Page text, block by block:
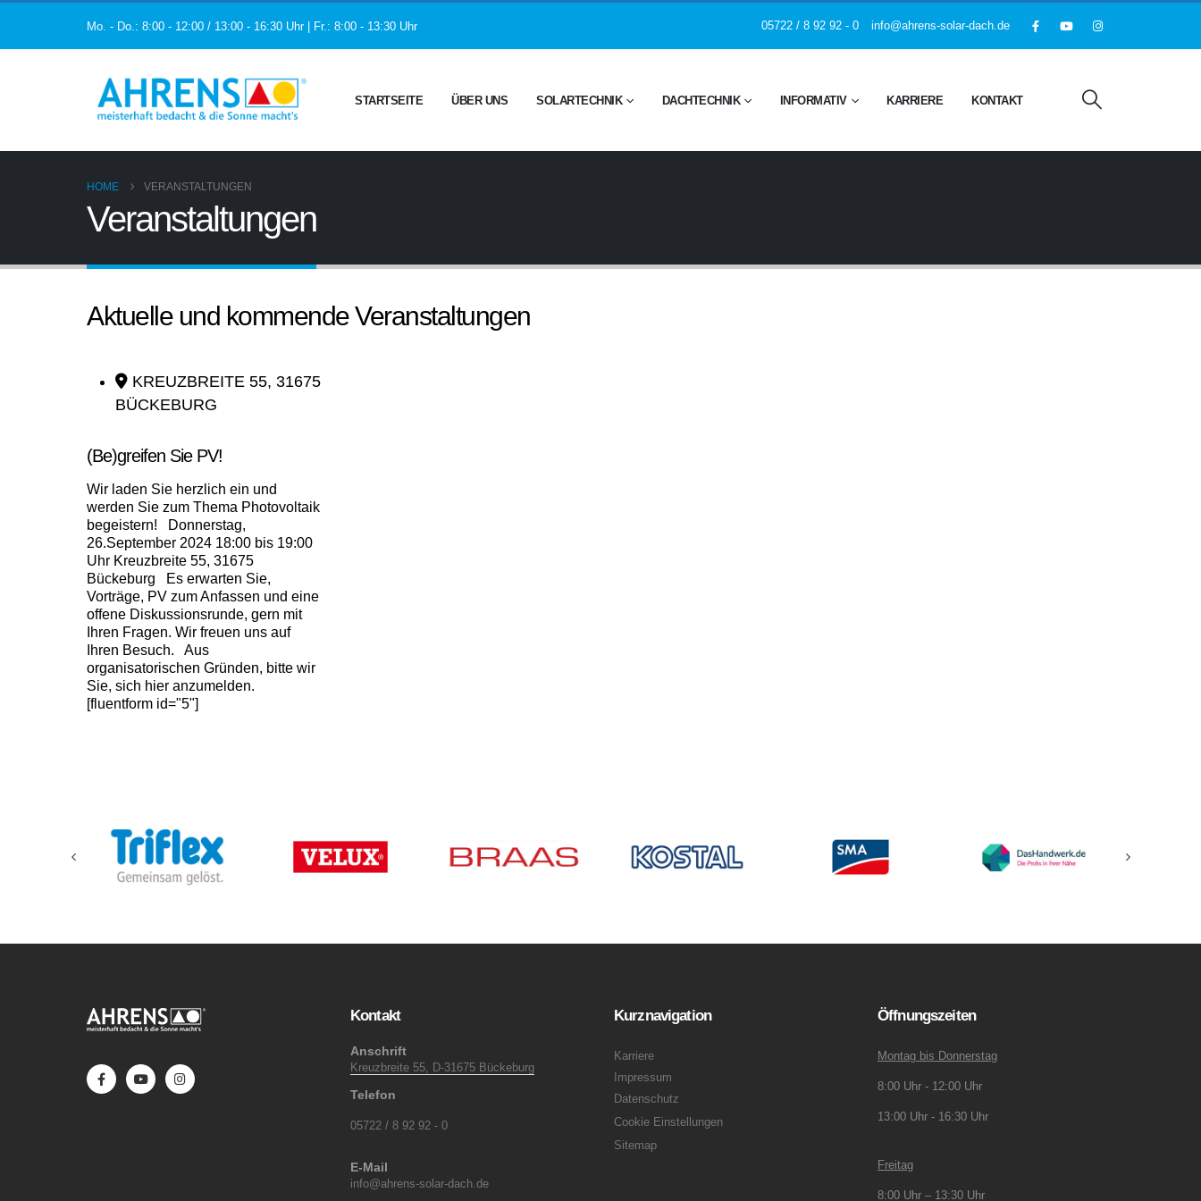
Mo. - Do.: 8:00 - 12:00 / 13:00 - 16:30 Uhr | Fr.: 8:00 - 13:30 Uhr 05722 / 8 92 92 - 0 info@ahrens-solar-dach.de
STARTSEITE ÜBER UNS SOLARTECHNIK DACHTECHNIK INFORMATIV KARRIERE KONTAKT
HOME VERANSTALTUNGEN
Veranstaltungen
Aktuelle und kommende Veranstaltungen
KREUZBREITE 55, 31675
BÜCKEBURG
(Be)greifen Sie PV!
Wir laden Sie herzlich ein und
werden Sie zum Thema Photovoltaik
begeistern! Donnerstag,
26.September 2024 18:00 bis 19:00
Uhr Kreuzbreite 55, 31675
Bückeburg Es erwarten Sie,
Vorträge, PV zum Anfassen und eine
offene Diskussionsrunde, gern mit
Ihren Fragen. Wir freuen uns auf
Ihren Besuch. Aus
organisatorischen Gründen, bitte wir
Sie, sich hier anzumelden.
[fluentform id="5"]
Kontakt
Anschrift
Kreuzbreite 55, D-31675 Bückeburg
Telefon
05722 / 8 92 92 - 0
E-Mail
info@ahrens-solar-dach.de
Kurznavigation
Karriere
Impressum
Datenschutz
Cookie Einstellungen
Sitemap
Öffnungszeiten
Montag bis Donnerstag
8:00 Uhr - 12:00 Uhr
13:00 Uhr - 16:30 Uhr
Freitag
8:00 Uhr – 13:30 Uhr